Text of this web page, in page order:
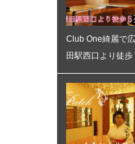
Club One綺麗で
田駅西口より徒